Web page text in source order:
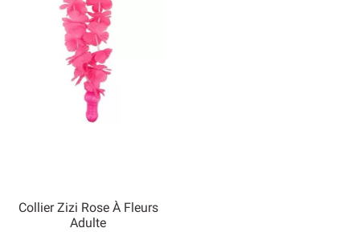
Collier Zizi Rose À Fleurs
Adulte